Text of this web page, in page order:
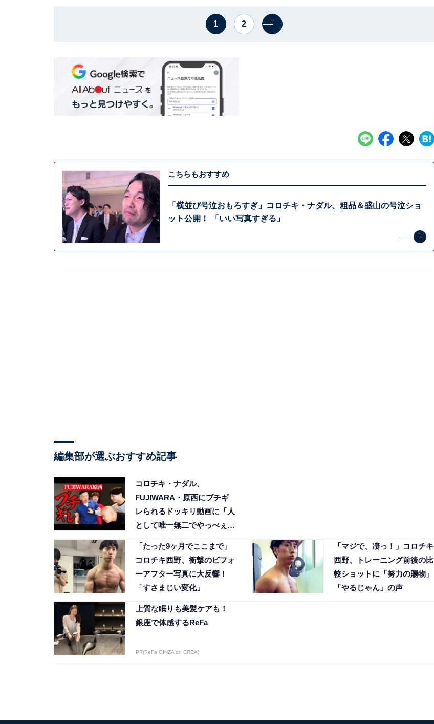
1 2
こちらもおすすめ
「横並び号泣おもろすぎ」コロチキ・ナダル、粗品＆盛山の号泣ショ
ット公開！ 「いい写真すぎる」
編集部が選ぶおすすめ記事
コロチキ・ナダル、
FUJIWARA・原西にブチギ
レられるドッキリ動画に「人
として唯一無二でやっべぇ
「たった9ヶ月でここまで」
コロチキ西野、衝撃のビフォ
ーアフター写真に大反響！
「すさまじい変化」
「マジで、凄っ！」コロチキ
西野、トレーニング前後の比
較ショットに「努力の賜物」
「やるじゃん」の声
上質な眠りも美髪ケアも！
銀座で体感するReFa
PR(ReFa GINZA on CREA)